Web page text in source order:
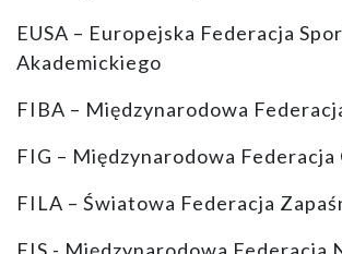
EUSA – Europejska Federacja
Akademickiego
FIBA – Międzynarodowa
FIG – Międzynarodowa Federacja
FILA – Światowa Federacja